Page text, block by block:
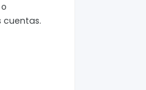
cuentas.